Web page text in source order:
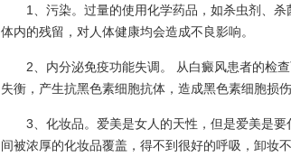
1、污染。过量的使用化学药品，如杀虫剂、杀
体内的残留，对人体健康均会造成不良影响。
2、内分泌免疫功能失调。 从白癜风患者的检查
失衡，产生抗黑色素细胞抗体，造成黑色素细胞损伤
3、化妆品。爱美是女人的天性，但是爱美是要
间被浓厚的化妆品覆盖，得不到很好的呼吸，卸妆